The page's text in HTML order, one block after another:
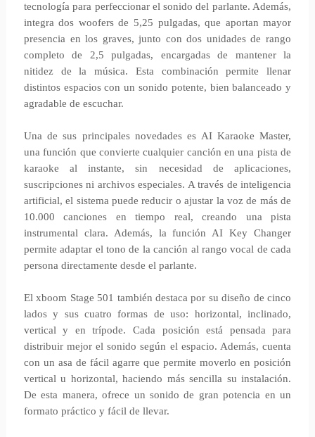
tecnología para perfeccionar el sonido del parlante. Además,
integra dos woofers de 5,25 pulgadas, que aportan mayor
presencia en los graves, junto con dos unidades de rango
completo de 2,5 pulgadas, encargadas de mantener la
nitidez de la música. Esta combinación permite llenar
distintos espacios con un sonido potente, bien balanceado y
agradable de escuchar.
Una de sus principales novedades es AI Karaoke Master,
una función que convierte cualquier canción en una pista de
karaoke al instante, sin necesidad de aplicaciones,
suscripciones ni archivos especiales. A través de inteligencia
artificial, el sistema puede reducir o ajustar la voz de más de
10.000 canciones en tiempo real, creando una pista
instrumental clara. Además, la función AI Key Changer
permite adaptar el tono de la canción al rango vocal de cada
persona directamente desde el parlante.
El xboom Stage 501 también destaca por su diseño de cinco
lados y sus cuatro formas de uso: horizontal, inclinado,
vertical y en trípode. Cada posición está pensada para
distribuir mejor el sonido según el espacio. Además, cuenta
con un asa de fácil agarre que permite moverlo en posición
vertical u horizontal, haciendo más sencilla su instalación.
De esta manera, ofrece un sonido de gran potencia en un
formato práctico y fácil de llevar.